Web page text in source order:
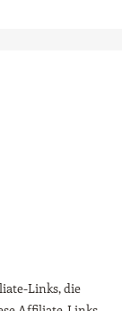
Links, die